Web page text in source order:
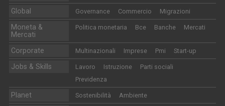
Global Governance Commercio Migrazioni
Moneta &
Mercati
Politica monetaria Bce Banche Mercati
Corporate Multinazionali Imprese Pmi Start-up
Jobs & Skills Lavoro Istruzione
Parti sociali
Previdenza
Planet Sostenibilità Ambiente